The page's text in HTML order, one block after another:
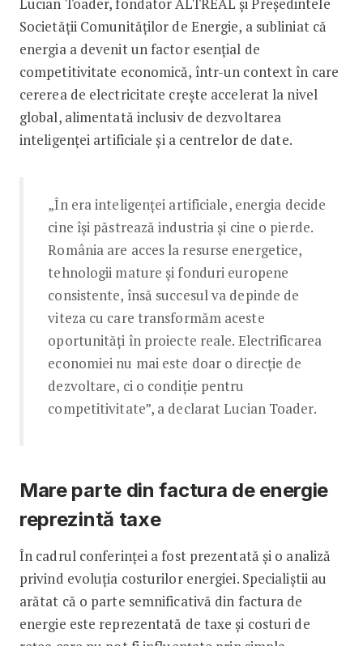
Societății Comunităților de Energie, a subliniat că
energia a devenit un factor esențial de
competitivitate economică, într-un context în care
cererea de electricitate crește accelerat la nivel
global, alimentată inclusiv de dezvoltarea
inteligenței artificiale și a centrelor de date.
„În era inteligenței artificiale, energia decide
cine își păstrează industria și cine o pierde.
România are acces la resurse energetice,
tehnologii mature și fonduri europene
consistente, însă succesul va depinde de
viteza cu care transformăm aceste
oportunități în proiecte reale. Electrificarea
economiei nu mai este doar o direcție de
dezvoltare, ci o condiție pentru
competitivitate”, a declarat Lucian Toader.
Mare parte din factura de energie
reprezintă taxe
În cadrul conferinței a fost prezentată și o analiză
privind evoluția costurilor energiei. Specialiștii au
arătat că o parte semnificativă din factura de
energie este reprezentată de taxe și costuri de